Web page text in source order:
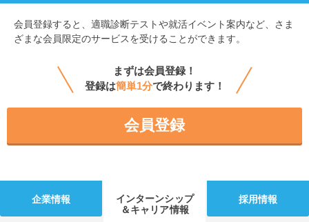
会員登録すると、 適職診断テストや就活イベント案内など、さま
ざまな会員限定のサービスを受けることができます。
まずは会員登録！
登録は簡単1分で終わります！
会員登録
企業情報
インターンシップ
＆キャリア情報
採用情報